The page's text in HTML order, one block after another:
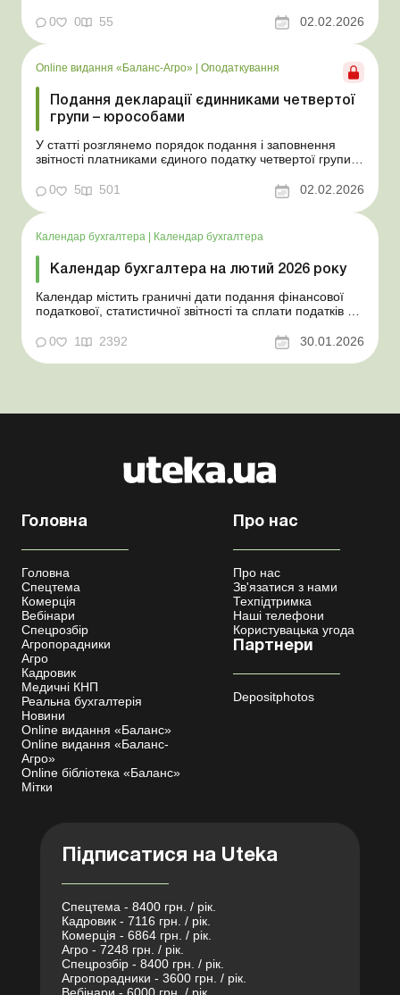
податку (далі – ЄП) четвертої групи можуть бути тільки
сімейні фермерські господарства, зареєстровані як
фізособи-підприємці (далі &nd...
0 0 55 02.02.2026
Online видання «Баланс-Агро» Оподаткування
Подання декларації єдинниками четвертої
групи – юрособами
У статті розглянемо порядок подання і заповнення
звітності платниками єдиного податку четвертої групи.
2026 року сільгосппідприємства для підтвердження
статусу платника єдиного податку (далі – ЄП) або
переходу до четвертої групи єдинників п...
0 5 501 02.02.2026
Календар бухгалтера | Календар бухгалтера
Календар бухгалтера на лютий 2026 року
Календар містить граничні дати подання фінансової
податкової, статистичної звітності та сплати податків у
статті від наших експертів. Якщо у вас під рукою
Календар бухгалтера від Uteka, ви не пропустите
важливі дати для бухгалтера. Прийняті скорочення...
0 1 2392 30.01.2026
Головна
Головна
Спецтема
Комерція
Вебінари
Спецрозбір
Агропорадники
Агро
Кадровик
Медичні КНП
Реальна бухгалтерія
Новини
Online видання «Баланс»
Online видання «Баланс-
Агро»
Online бібліотека «Баланс»
Мітки
Про нас
Про нас
Зв'язатися з нами
Техпідтримка
Наші телефони
Користувацька угода
Партнери
Depositphotos
Підписатися на Uteka
Спецтема - 8400 грн. / рік.
Кадровик - 7116 грн. / рік.
Комерція - 6864 грн. / рік.
Агро - 7248 грн. / рік.
Спецрозбір - 8400 грн. / рік.
Агропорадники - 3600 грн. / рік.